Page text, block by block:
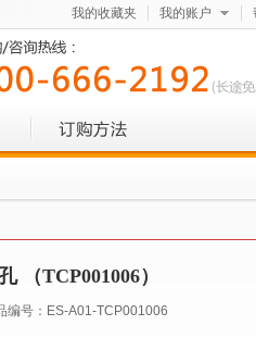
我的账户
我的收藏夹
（TCP001006）
编号： ES-A01-TCP001006